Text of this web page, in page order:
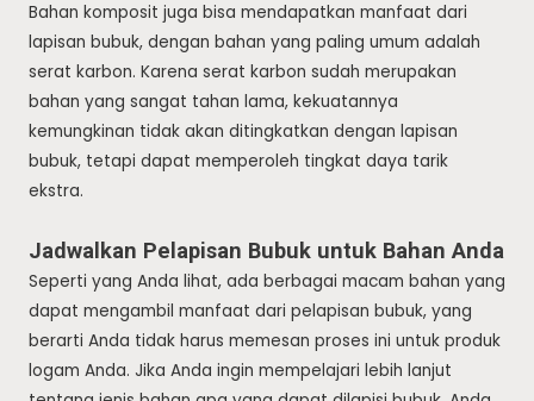
Bahan komposit juga bisa mendapatkan manfaat dari
lapisan bubuk, dengan bahan yang paling umum adalah
serat karbon. Karena serat karbon sudah merupakan
bahan yang sangat tahan lama, kekuatannya
kemungkinan tidak akan ditingkatkan dengan lapisan
bubuk, tetapi dapat memperoleh tingkat daya tarik
ekstra.
Jadwalkan Pelapisan Bubuk untuk Bahan Anda
Seperti yang Anda lihat, ada berbagai macam bahan yang
dapat mengambil manfaat dari pelapisan bubuk, yang
berarti Anda tidak harus memesan proses ini untuk produk
logam Anda. Jika Anda ingin mempelajari lebih lanjut